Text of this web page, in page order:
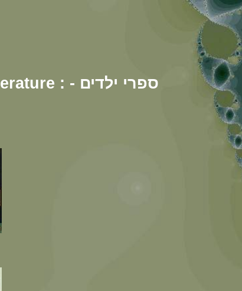
ספרות ושירה Poetry and Literature : - ספרי ילדים